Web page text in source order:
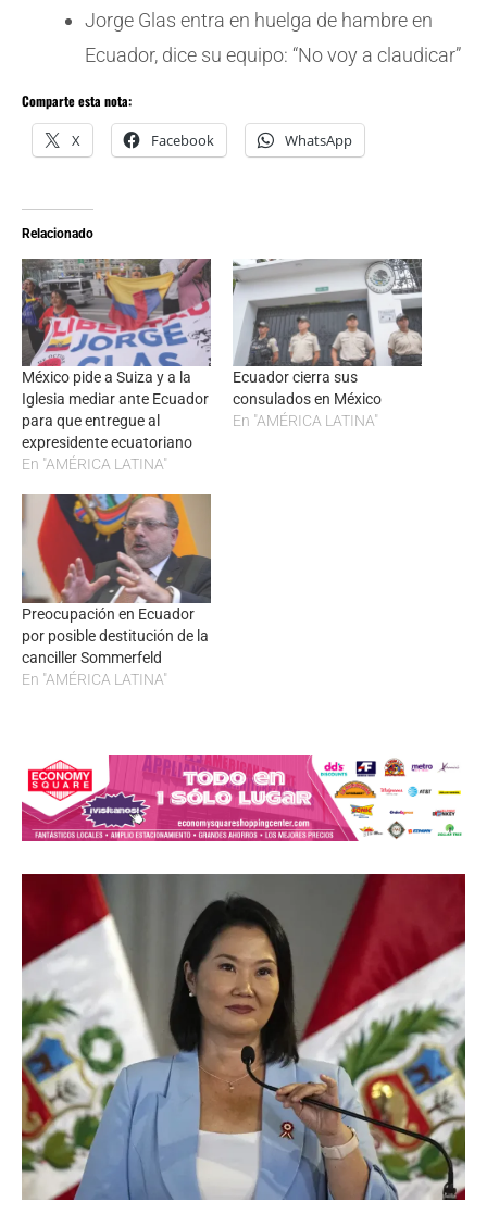
Jorge Glas entra en huelga de hambre en
Ecuador, dice su equipo: “No voy a claudicar”
Comparte esta nota:
X Facebook WhatsApp
Relacionado
México pide a Suiza y a la
Iglesia mediar ante Ecuador
para que entregue al
expresidente ecuatoriano
En "AMÉRICA LATINA"
Ecuador cierra sus
consulados en México
En "AMÉRICA LATINA"
Preocupación en Ecuador
por posible destitución de la
canciller Sommerfeld
En "AMÉRICA LATINA"